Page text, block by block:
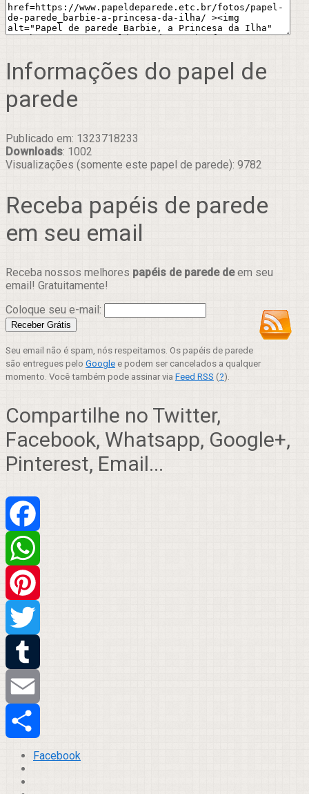
Informações do papel de
parede
Publicado em: 1323718233
Downloads: 1002
Visualizações (somente este papel de parede): 9782
Receba papéis de parede
em seu email
Receba nossos melhores papéis de parede deem seu
email! Gratuitamente!
Coloque seu e-mail:
Seu email não é spam, nós respeitamos. Os papéis de parede
são entregues pelo Google e podem ser cancelados a qualquer
momento. Você também pode assinar via Feed RSS (?).
Compartilhe no Twitter,
Facebook, Whatsapp, Google+,
Pinterest, Email...
Facebook
WhatsApp
Pinterest
Twitter
Tumblr
Email
Compartilhar
Facebook